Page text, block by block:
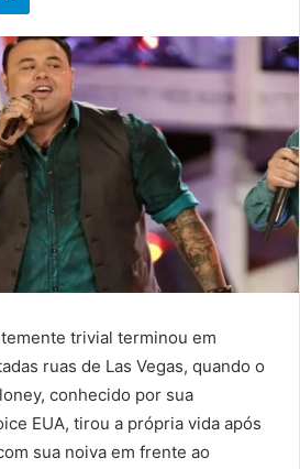
trivial terminou em
ruas de Las Vegas, quando o
conhecido por sua
EUA, tirou a própria vida após
sua noiva em frente ao